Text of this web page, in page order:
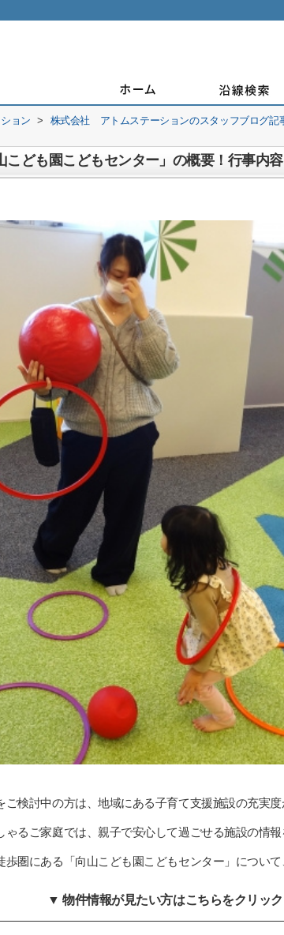
ョン > 株式会社 アトムステーションのスタッフブログ記
こども園こどもセンター」の概要！行事内
検討中の方は、地域にある子育て支援施設の充実度
るご家庭では、親子で安心して過ごせる施設の情
圏にある「向山こども園こどもセンター」につい
▼ 物件情報が見たい方はこちらをクリッ